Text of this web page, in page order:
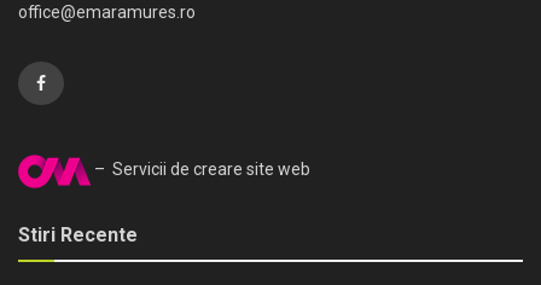
office@emaramures.ro
– Servicii de creare site web
Stiri Recente